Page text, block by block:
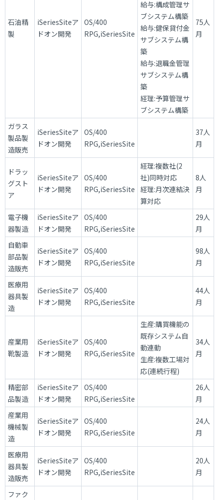
石油精
製
iSeriesSiteア
ドオン開発
OS/400
RPG,iSeriesSite
給与:構成管理サ
ブシステム構築
給与:健保貸付金
サブシステム構
築
給与:退職金管理
サブシステム構
築
経理:予算管理サ
ブシステム構築
75人
月
ガラス
製品製
造販売
iSeriesSiteア
ドオン開発
OS/400
RPG,iSeriesSite
37人
月
ドラッ
グスト
ア
iSeriesSiteア
ドオン開発
OS/400
RPG,iSeriesSite
経理:複数社(2
社)同時対応
経理:月次連結決
算対応
8人
月
電子機
器製造
iSeriesSiteア
ドオン開発
OS/400
RPG,iSeriesSite
29人
月
自動車
部品製
造販売
iSeriesSiteア
ドオン開発
OS/400
RPG,iSeriesSite
98人
月
医療用
器具製
造
iSeriesSiteア
ドオン開発
OS/400
RPG,iSeriesSite
44人
月
産業用
靴製造
iSeriesSiteア
ドオン開発
OS/400
RPG,iSeriesSite
生産:購買機能の
既存システム自
動連動
生産:複数工場対
応(連続行程)
34人
月
精密部
品製造
iSeriesSiteア
ドオン開発
OS/400
RPG,iSeriesSite
26人
月
産業用
機械製
造
iSeriesSiteア
ドオン開発
OS/400
RPG,iSeriesSite
24人
月
医療用
器具製
造販売
iSeriesSiteア
ドオン開発
OS/400
RPG,iSeriesSite
20人
月
ファク